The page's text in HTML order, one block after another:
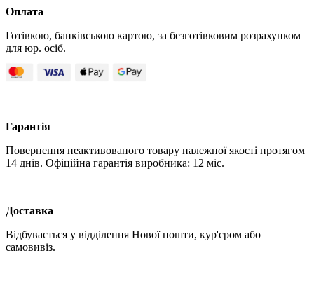
Оплата
Готівкою, банківською картою, за безготівковим розрахунком
для юр. осіб.
Гарантія
Повернення неактивованого товару належної якості протягом
14 днів. Офіційна гарантія виробника: 12 міс.
Доставка
Відбувається у відділення Нової пошти, кур'єром або
самовивіз.